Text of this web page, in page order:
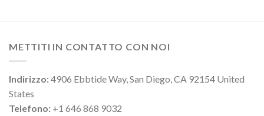
METTITI IN CONTATTO CON NOI
Indirizzo:4906 Ebbtide Way, San Diego, CA 92154 United
States
Telefono: +1 646 868 9032